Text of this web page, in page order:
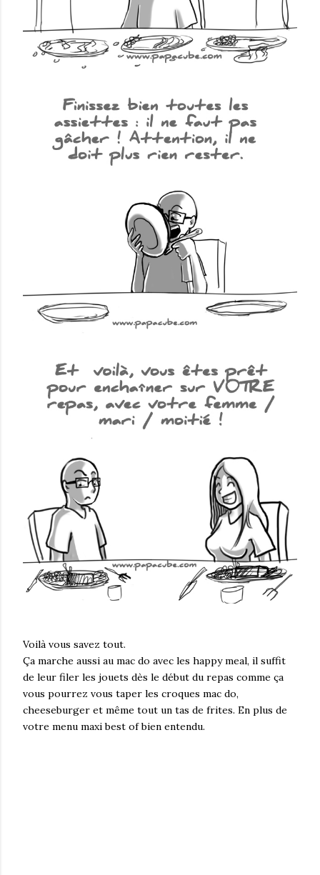
Voilà vous savez tout.
Ça marche aussi au mac do avec les happy meal, il suffit
de leur filer les jouets dès le début du repas comme ça
vous pourrez vous taper les croques mac do,
cheeseburger et même tout un tas de frites. En plus de
votre menu maxi best of bien entendu.